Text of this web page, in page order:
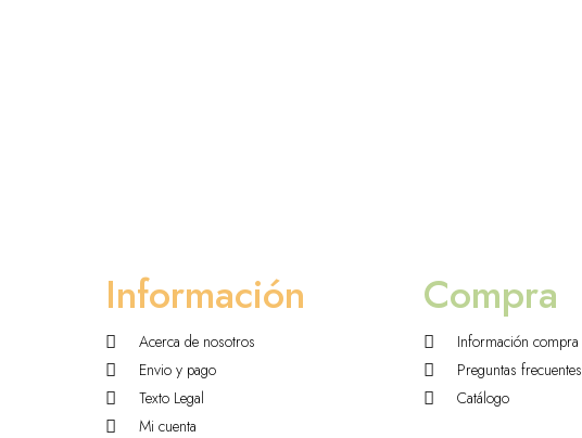
Información
Acerca de nosotros
Envio y pago
Texto Legal
Mi cuenta
Compra
Información compra
Preguntas frecuentes
Catálogo